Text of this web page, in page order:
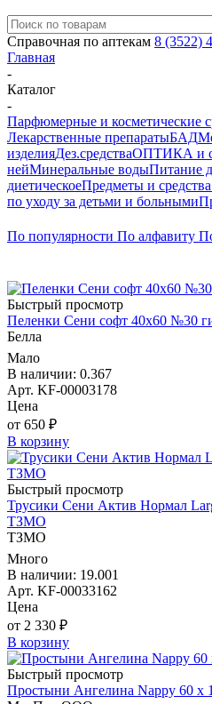
Справочная по аптекам 8 (3522)
Главная
-
Каталог
-
Парфюмерные и косметические
Лекарственные препаратыБАД
изделияДез.средстваОПТИКА и
нейМинеральные водыПитание
диетическоеПредметы и
по уходу за детьми и больными
По популярности По алфавиту
Быстрый просмотр
Пеленки Сени софт 40х60 №30
Белла
Мало
В наличии: 0.367
Арт. KF-00003178
Цена
от 650 ₽
В корзину
Быстрый просмотр
Трусики Сени Актив Нормал
ТЗМО
ТЗМО
Много
В наличии: 19.001
Арт. KF-00033162
Цена
от 2 330 ₽
В корзину
Быстрый просмотр
Простыни Ангелина Nappy 60